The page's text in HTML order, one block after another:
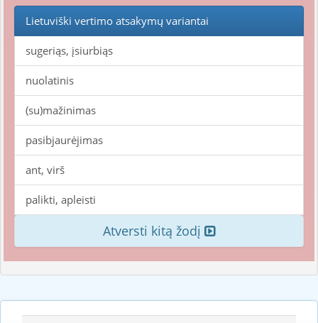
Lietuviški vertimo atsakymų variantai
sugeriąs, įsiurbiąs
nuolatinis
(su)mažinimas
pasibjaurėjimas
ant, virš
palikti, apleisti
Atversti kitą žodį